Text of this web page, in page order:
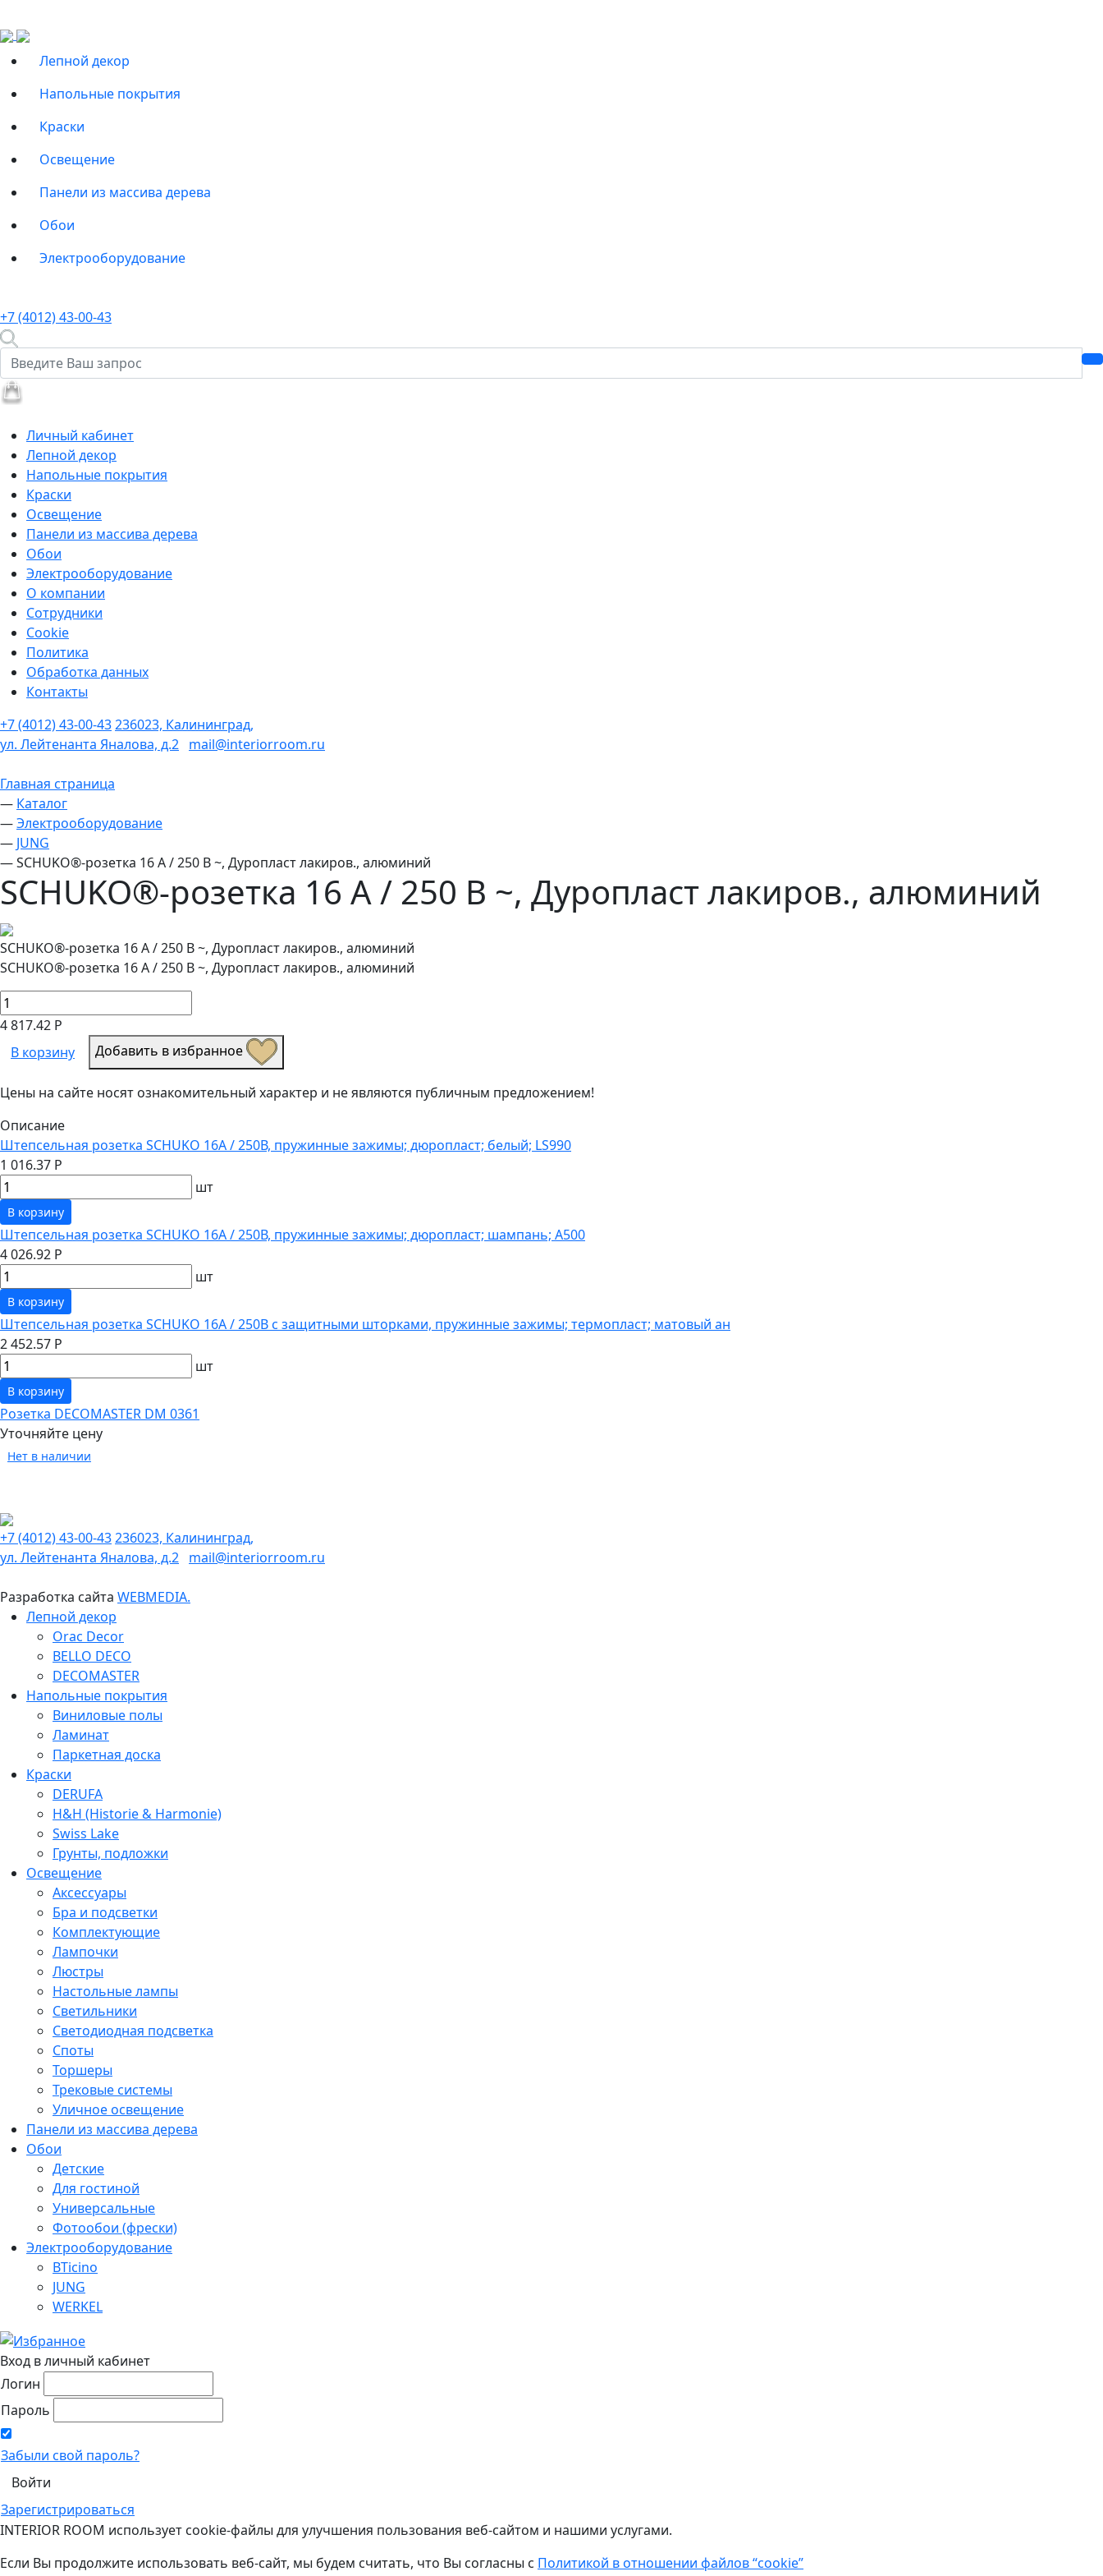
Лепной декор
Напольные покрытия
Краски
Освещение
Панели из массива дерева
Обои
Электрооборудование
+7 (4012) 43-00-43
Личный кабинет
Лепной декор
Напольные покрытия
Краски
Освещение
Панели из массива дерева
Обои
Электрооборудование
О компании
Сотрудники
Cookie
Политика
Обработка данных
Контакты
+7 (4012) 43-00-43236023, Калининград,
ул. Лейтенанта Яналова, д.2 mail@interiorroom.ru
Главная страница
— Каталог
—Электрооборудование
— JUNG
—SCHUKO®-розетка 16 A / 250 B ~, Дуропласт лакиров., алюминий
SCHUKO®-розетка 16 A / 250 B ~, Дуропласт лакиров., алюминий
SCHUKO®-розетка 16 A / 250 B ~, Дуропласт лакиров., алюминий
SCHUKO®-розетка 16 A / 250 B ~, Дуропласт лакиров., алюминий
4 817.42 Р
В корзину
Добавить в избранное
Цены на сайте носят ознакомительный характер и не являются публичным предложением!
Описание
Штепсельная розетка SCHUKO 16А / 250В, пружинные зажимы; дюропласт; белый; LS990
1 016.37 Р
шт
В корзину
Штепсельная розетка SCHUKO 16А / 250В, пружинные зажимы; дюропласт; шампань; A500
4 026.92 Р
шт
В корзину
Штепсельная розетка SCHUKO 16А / 250В с защитными шторками, пружинные зажимы; термопласт; матовый ан
2 452.57 Р
шт
В корзину
Розетка DECOMASTER DM 0361
Уточняйте цену
Нет в наличии
+7 (4012) 43-00-43236023, Калининград,
ул. Лейтенанта Яналова, д.2 mail@interiorroom.ru
Разработка сайта WEBMEDIA.
Лепной декор
Orac Decor
BELLO DECO
DECOMASTER
Напольные покрытия
Виниловые полы
Ламинат
Паркетная доска
Краски
DERUFA
H&H (Historie & Harmonie)
Swiss Lake
Грунты, подложки
Освещение
Аксессуары
Бра и подсветки
Комплектующие
Лампочки
Люстры
Настольные лампы
Светильники
Светодиодная подсветка
Споты
Торшеры
Трековые системы
Уличное освещение
Панели из массива дерева
Обои
Детские
Для гостиной
Универсальные
Фотообои (фрески)
Электрооборудование
BTicino
JUNG
WERKEL
Вход в личный кабинет
Логин
Пароль
Забыли свой пароль?
Зарегистрироваться
INTERIOR ROOM использует cookie-файлы для улучшения пользования веб-сайтом и нашими услугами.
Если Вы продолжите использовать веб-сайт, мы будем считать, что Вы согласны с Политикой в отношении файлов “cookie”